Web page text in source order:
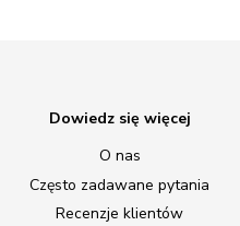
Dowiedz się więcej
O nas
Często zadawane pytania
Recenzje klientów